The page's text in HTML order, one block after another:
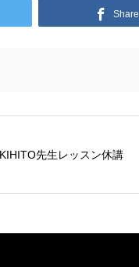
Share
先生レッスン休講